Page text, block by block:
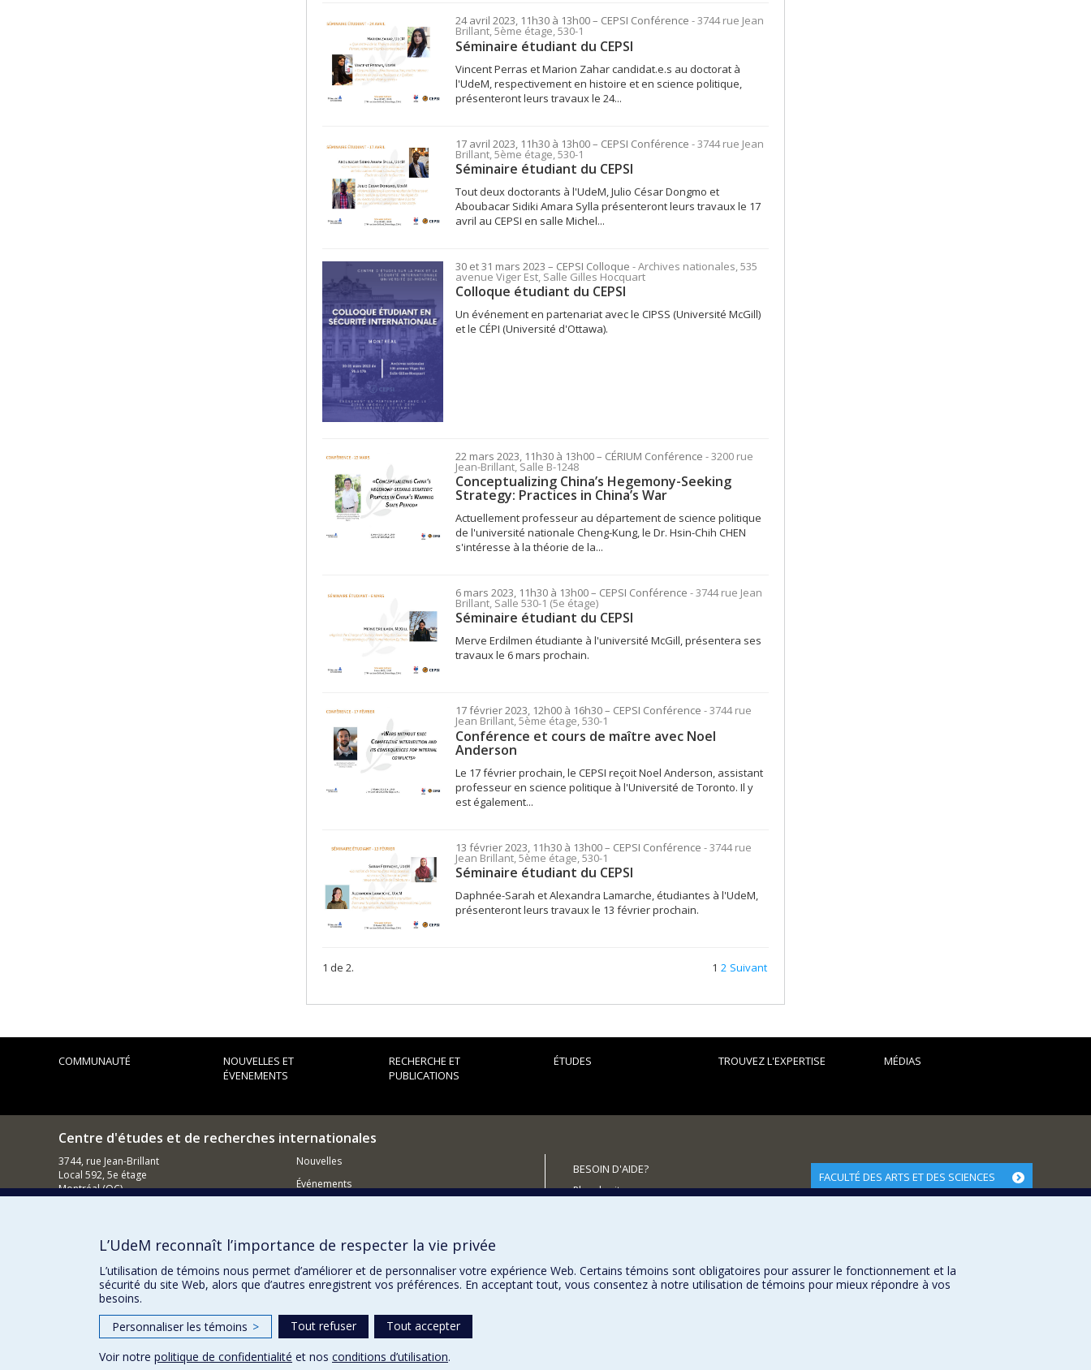
24 avril 2023, 11h30 à 13h00– CEPSI Conférence - 3744 rue Jean
Brillant, 5ème étage, 530-1
Séminaire étudiant du CEPSI
Vincent Perras et Marion Zahar candidat.e.s au doctorat à
l'UdeM, respectivement en histoire et en science politique,
présenteront leurs travaux le 24...
17 avril 2023, 11h30 à 13h00– CEPSI Conférence - 3744 rue Jean
Brillant, 5ème étage, 530-1
Séminaire étudiant du CEPSI
Tout deux doctorants à l'UdeM, Julio César Dongmo et
Aboubacar Sidiki Amara Sylla présenteront leurs travaux le 17
avril au CEPSI en salle Michel...
30 et 31 mars 2023 – CEPSI Colloque - Archives nationales, 535
avenue Viger Est, Salle Gilles Hocquart
Colloque étudiant du CEPSI
Un événement en partenariat avec le CIPSS (Université McGill)
et le CÉPI (Université d'Ottawa).
22 mars 2023, 11h30 à 13h00– CÉRIUM Conférence - 3200 rue
Jean-Brillant, Salle B-1248
Conceptualizing China’s Hegemony-Seeking
Strategy: Practices in China’s War
Actuellement professeur au département de science politique
de l'université nationale Cheng-Kung, le Dr. Hsin-Chih CHEN
s'intéresse à la théorie de la...
6 mars 2023, 11h30 à 13h00– CEPSI Conférence - 3744 rue Jean
Brillant, Salle 530-1 (5e étage)
Séminaire étudiant du CEPSI
Merve Erdilmen étudiante à l'université McGill, présentera ses
travaux le 6 mars prochain.
17 février 2023, 12h00 à 16h30– CEPSI Conférence - 3744 rue
Jean Brillant, 5ème étage, 530-1
Conférence et cours de maître avec Noel
Anderson
Le 17 février prochain, le CEPSI reçoit Noel Anderson, assistant
professeur en science politique à l'Université de Toronto. Il y
est également...
13 février 2023, 11h30 à 13h00– CEPSI Conférence - 3744 rue
Jean Brillant, 5ème étage, 530-1
Séminaire étudiant du CEPSI
Daphnée-Sarah et Alexandra Lamarche, étudiantes à l'UdeM,
présenteront leurs travaux le 13 février prochain.
1 de 2. 1 2 Suivant
COMMUNAUTÉ
NOUVELLES ET
ÉVENEMENTS
RECHERCHE ET
PUBLICATIONS
ÉTUDES TROUVEZ L'EXPERTISE MÉDIAS
Centre d'études et de recherches internationales
3744, rue Jean-Brillant
Local 592, 5e étage
Montréal (QC)
Contacter un membre de notre équipe
Courriel général
Nouvelles
Événements
BESOIN D'AIDE?
Plan du site
FACULTÉ DES ARTS ET DES SCIENCES
Confidentialité Conditions d’utilisation Paramètres des témoins
L’UdeM reconnaît l’importance de respecter la vie privée
L’utilisation de témoins nous permet d’améliorer et de personnaliser votre expérience Web. Certains témoins sont obligatoires pour assurer le fonctionnement et la
sécurité du site Web, alors que d’autres enregistrent vos préférences. En acceptant tout, vous consentez à notre utilisation de témoins pour mieux répondre à vos
besoins.
Personnaliser les témoins > Tout refuser
Tout accepter
Voir notre politique de confidentialité et nos conditions d’utilisation.